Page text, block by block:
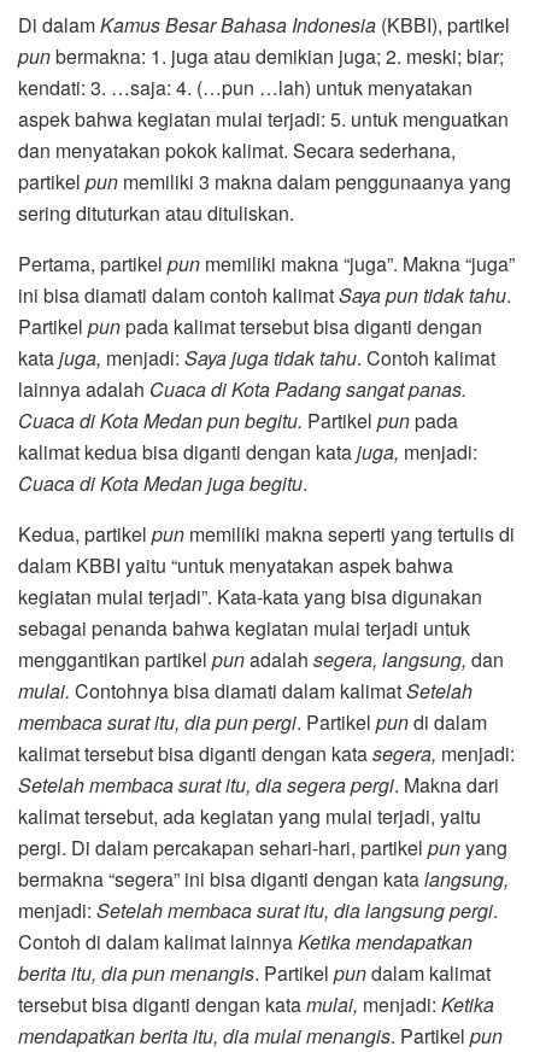
Di dalamKamus Besar Bahasa Indonesia (KBBI), partikel
punbermakna: 1. juga atau demikian juga; 2. meski; biar;
kendati: 3. …saja: 4. (…pun …lah) untuk menyatakan
aspek bahwa kegiatan mulai terjadi: 5. untuk menguatkan
dan menyatakan pokok kalimat. Secara sederhana,
partikel pun memiliki 3 makna dalam penggunaanya yang
sering dituturkan atau dituliskan.
Pertama, partikel pun memiliki makna “juga”. Makna “juga”
ini bisa diamati dalam contoh kalimatSaya pun tidak tahu.
Partikel punpada kalimat tersebut bisa diganti dengan
katajuga, menjadi: Saya juga tidak tahu. Contoh kalimat
lainnya adalah Cuaca di Kota Padang sangat panas.
Cuaca di Kota Medan pun begitu. Partikel punpada
kalimat kedua bisa diganti dengan katajuga, menjadi:
Cuaca di Kota Medan juga begitu.
Kedua, partikel pun memiliki makna seperti yang tertulis di
dalam KBBI yaitu “untuk menyatakan aspek bahwa
kegiatan mulai terjadi”. Kata-kata yang bisa digunakan
sebagai penanda bahwa kegiatan mulai terjadi untuk
menggantikan partikel punadalah segera, langsung, dan
mulai. Contohnya bisa diamati dalam kalimatSetelah
membaca surat itu, dia pun pergi. Partikel pundi dalam
kalimat tersebut bisa diganti dengan katasegera, menjadi:
Setelah membaca surat itu, dia segera pergi. Makna dari
kalimat tersebut, ada kegiatan yang mulai terjadi, yaitu
pergi. Di dalam percakapan sehari-hari, partikel punyang
bermakna “segera” ini bisa diganti dengan katalangsung,
menjadi: Setelah membaca surat itu, dia langsung pergi.
Contoh di dalam kalimat lainnyaKetika mendapatkan
berita itu, dia pun menangis. Partikel pundalam kalimat
tersebut bisa diganti dengan katamulai, menjadi: Ketika
mendapatkan berita itu, dia mulai menangis. Partikel pun